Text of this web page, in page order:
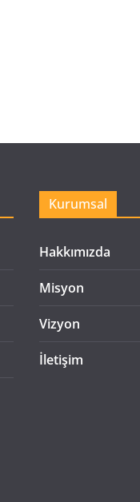
Kurumsal
Hakkımızda
Misyon
Vizyon
İletişim